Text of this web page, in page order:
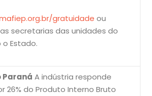
gratuidade ou
secretarias das unidades do
Estado.
Paraná A indústria responde
26% do Produto Interno Bruto